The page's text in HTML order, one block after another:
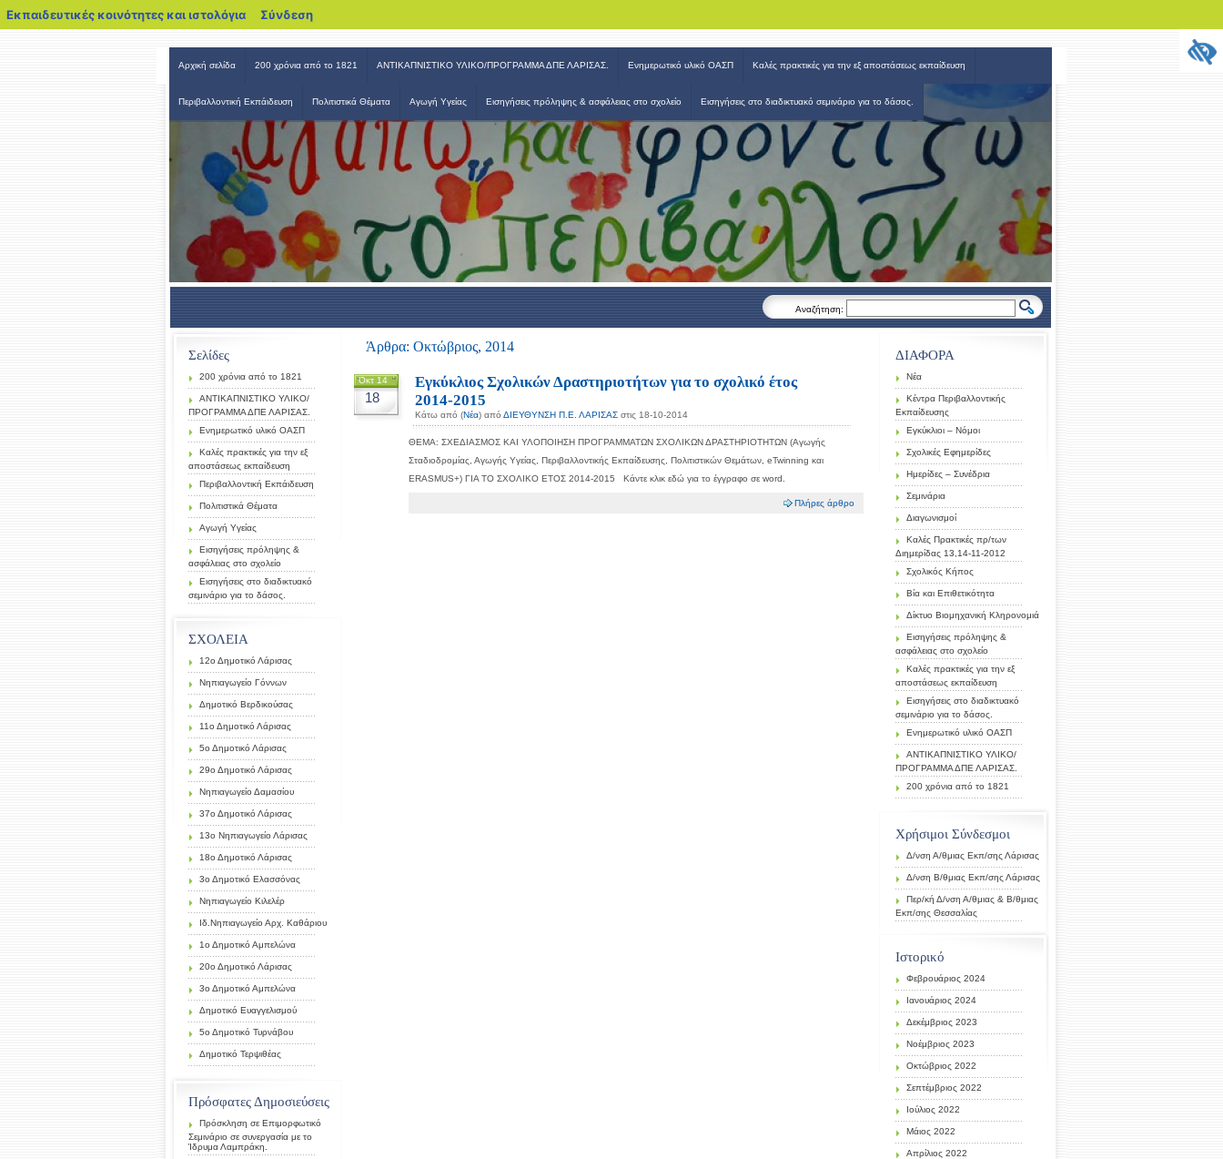
Εκπαιδευτικές κοινότητες και ιστολόγια blogs.sch.gr
Σύνδεση
Αρχική σελίδα 200 χρόνια από το 1821 ΑΝΤΙΚΑΠΝΙΣΤΙΚΟ ΥΛΙΚΟ/ΠΡΟΓΡΑΜΜΑ ΔΠΕ ΛΑΡΙΣΑΣ. Ενημερωτικό υλικό ΟΑΣΠ Καλές πρακτικές για την εξ αποστάσεως εκπαίδευση
Περιβαλλοντική Εκπάιδευση Πολιτιστικά Θέματα Αγωγή Υγείας Εισηγήσεις πρόληψης & ασφάλειας στο σχολείο Εισηγήσεις στο διαδικτυακό σεμινάριο για το δάσος.
Καινοτόμες Δράσεις Α/θμιας Εκπ/σης Λάρισας
Αναζήτηση:
Σελίδες
200 χρόνια από το 1821
ΑΝΤΙΚΑΠΝΙΣΤΙΚΟ ΥΛΙΚΟ/
ΠΡΟΓΡΑΜΜΑ ΔΠΕ ΛΑΡΙΣΑΣ.
Ενημερωτικό υλικό ΟΑΣΠ
Καλές πρακτικές για την εξ
αποστάσεως εκπαίδευση
Περιβαλλοντική Εκπάιδευση
Πολιτιστικά Θέματα
Αγωγή Υγείας
Εισηγήσεις πρόληψης &
ασφάλειας στο σχολείο
Εισηγήσεις στο διαδικτυακό
σεμινάριο για το δάσος.
ΣΧΟΛΕΙΑ
12ο Δημοτικό Λάρισας
Νηπιαγωγείο Γόννων
Δημοτικό Βερδικούσας
11ο Δημοτικό Λάρισας
5ο Δημοτικό Λάρισας
29ο Δημοτικό Λάρισας
Νηπιαγωγείο Δαμασίου
37ο Δημοτικό Λάρισας
13ο Νηπιαγωγείο Λάρισας
18ο Δημοτικό Λάρισας
3ο Δημοτικό Ελασσόνας
Νηπιαγωγείο Κιλελέρ
Ιδ.Νηπιαγωγείο Αρχ. Καθάριου
1ο Δημοτικό Αμπελώνα
20ο Δημοτικό Λάρισας
3ο Δημοτικό Αμπελώνα
Δημοτικό Ευαγγελισμού
5ο Δημοτικό Τυρνάβου
Δημοτικό Τερψιθέας
Πρόσφατες Δημοσιεύσεις
Πρόσκληση σε Επιμορφωτικό
Σεμινάριο σε συνεργασία με το
Ίδρυμα Λαμπράκη.
Άρθρα: Οκτώβριος, 2014
Οκτ 14
18
Εγκύκλιος Σχολικών Δραστηριοτήτων για το σχολικό έτος
2014-2015
Κάτω από (Νέα) από ΔΙΕΥΘΥΝΣΗ Π.Ε. ΛΑΡΙΣΑΣ στις 18-10-2014
ΘΕΜΑ: ΣΧΕΔΙΑΣΜΟΣ ΚΑΙ ΥΛΟΠΟΙΗΣΗ ΠΡΟΓΡΑΜΜΑΤΩΝ ΣΧΟΛΙΚΩΝ ΔΡΑΣΤΗΡΙΟΤΗΤΩΝ (Αγωγής
Σταδιοδρομίας, Αγωγής Υγείας, Περιβαλλοντικής Εκπαίδευσης, Πολιτιστικών Θεμάτων, eTwinning και
ERASMUS+) ΓΙΑ ΤΟ ΣΧΟΛΙΚΟ ΕΤΟΣ 2014-2015 Κάντε κλικ εδώ για το έγγραφο σε word.
Πλήρες άρθρο
ΔΙΑΦΟΡΑ
Νέα
Κέντρα Περιβαλλοντικής
Εκπαίδευσης
Εγκύκλιοι – Νόμοι
Σχολικές Εφημερίδες
Ημερίδες – Συνέδρια
Σεμινάρια
Διαγωνισμοί
Καλές Πρακτικές πρ/των
Διημερίδας 13,14-11-2012
Σχολικός Κήπος
Βία και Επιθετικότητα
Δίκτυο Βιομηχανική Κληρονομιά
Εισηγήσεις πρόληψης &
ασφάλειας στο σχολείο
Καλές πρακτικές για την εξ
αποστάσεως εκπαίδευση
Εισηγήσεις στο διαδικτυακό
σεμινάριο για το δάσος.
Ενημερωτικό υλικό ΟΑΣΠ
ΑΝΤΙΚΑΠΝΙΣΤΙΚΟ ΥΛΙΚΟ/
ΠΡΟΓΡΑΜΜΑ ΔΠΕ ΛΑΡΙΣΑΣ.
200 χρόνια από το 1821
Χρήσιμοι Σύνδεσμοι
Δ/νση Α/θμιας Εκπ/σης Λάρισας
Δ/νση Β/θμιας Εκπ/σης Λάρισας
Περ/κή Δ/νση Α/θμιας & Β/θμιας
Εκπ/σης Θεσσαλίας
Ιστορικό
Φεβρουάριος 2024
Ιανουάριος 2024
Δεκέμβριος 2023
Νοέμβριος 2023
Οκτώβριος 2022
Σεπτέμβριος 2022
Ιούλιος 2022
Μάιος 2022
Απρίλιος 2022